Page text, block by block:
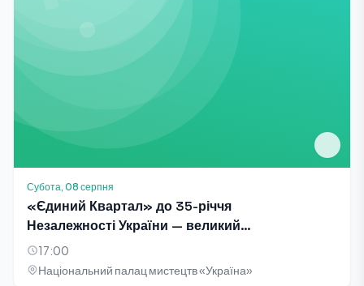
Субота, 08 серпня
«Єдиний Квартал» до 35-річчя
Незалежності України — великий
благодійний концерт-телезйомка
17:00
Національний палац мистецтв «Україна»